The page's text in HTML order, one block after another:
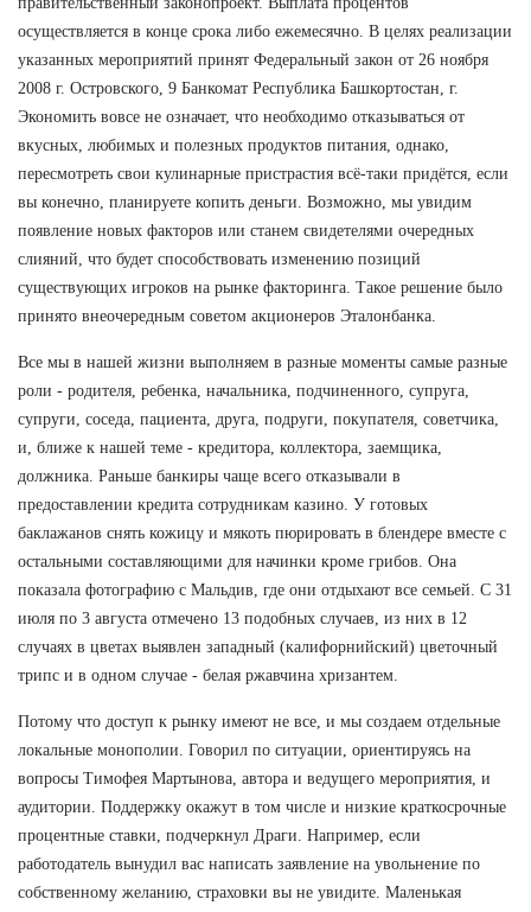
осуществляется в конце срока либо ежемесячно. В целях реализации
указанных мероприятий принят Федеральный закон от 26 ноября
2008 г. Островского, 9 Банкомат Республика Башкортостан, г.
Экономить вовсе не означает, что необходимо отказываться от
вкусных, любимых и полезных продуктов питания, однако,
пересмотреть свои кулинарные пристрастия всё-таки придётся, если
вы конечно, планируете копить деньги. Возможно, мы увидим
появление новых факторов или станем свидетелями очередных
слияний, что будет способствовать изменению позиций
существующих игроков на рынке факторинга. Такое решение было
принято внеочередным советом акционеров Эталонбанка.
Все мы в нашей жизни выполняем в разные моменты самые разные
роли - родителя, ребенка, начальника, подчиненного, супруга,
супруги, соседа, пациента, друга, подруги, покупателя, советчика,
и, ближе к нашей теме - кредитора, коллектора, заемщика,
должника. Раньше банкиры чаще всего отказывали в
предоставлении кредита сотрудникам казино. У готовых
баклажанов снять кожицу и мякоть пюрировать в блендере вместе с
остальными составляющими для начинки кроме грибов. Она
показала фотографию с Мальдив, где они отдыхают все семьей. С 31
июля по 3 августа отмечено 13 подобных случаев, из них в 12
случаях в цветах выявлен западный (калифорнийский) цветочный
трипс и в одном случае - белая ржавчина хризантем.
Потому что доступ к рынку имеют не все, и мы создаем отдельные
локальные монополии. Говорил по ситуации, ориентируясь на
вопросы Тимофея Мартынова, автора и ведущего мероприятия, и
аудитории. Поддержку окажут в том числе и низкие краткосрочные
процентные ставки, подчеркнул Драги. Например, если
работодатель вынудил вас написать заявление на увольнение по
собственному желанию, страховки вы не увидите. Маленькая